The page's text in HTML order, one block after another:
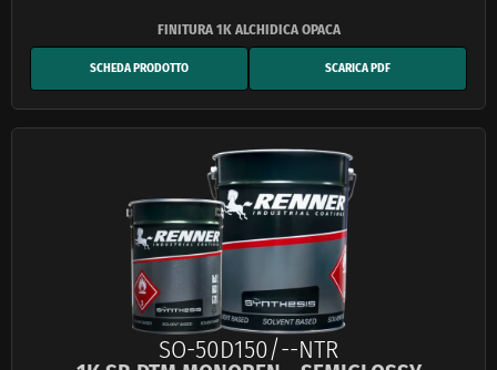
SCHEDA PRODOTTO SCARICA PDF
SO-50D150/--NTR